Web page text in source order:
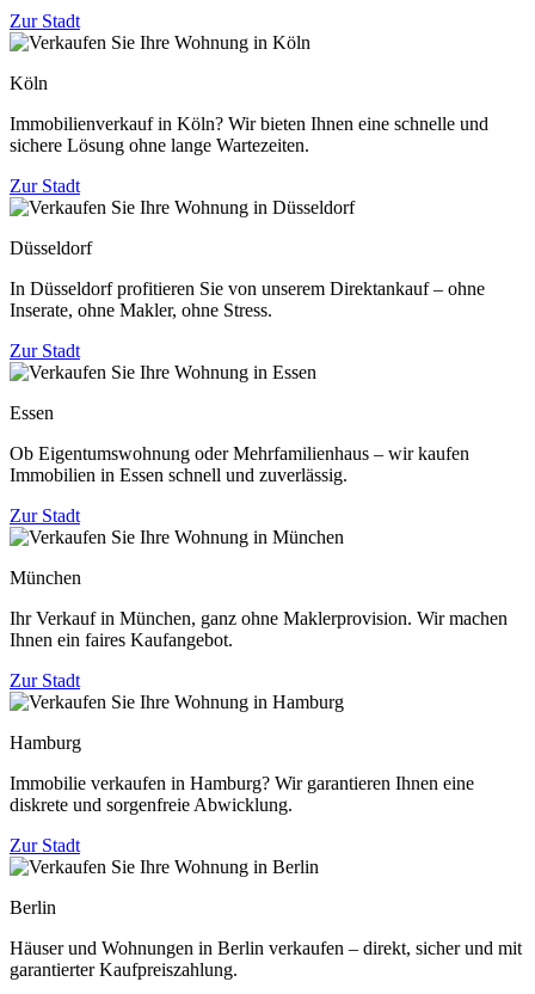
Zur Stadt
Köln
Immobilienverkauf in Köln? Wir bieten Ihnen eine schnelle und
sichere Lösung ohne lange Wartezeiten.
Zur Stadt
Düsseldorf
In Düsseldorf profitieren Sie von unserem Direktankauf – ohne
Inserate, ohne Makler, ohne Stress.
Zur Stadt
Essen
Ob Eigentumswohnung oder Mehrfamilienhaus – wir kaufen
Immobilien in Essen schnell und zuverlässig.
Zur Stadt
München
Ihr Verkauf in München, ganz ohne Maklerprovision. Wir machen
Ihnen ein faires Kaufangebot.
Zur Stadt
Hamburg
Immobilie verkaufen in Hamburg? Wir garantieren Ihnen eine
diskrete und sorgenfreie Abwicklung.
Zur Stadt
Berlin
Häuser und Wohnungen in Berlin verkaufen – direkt, sicher und mit
garantierter Kaufpreiszahlung.